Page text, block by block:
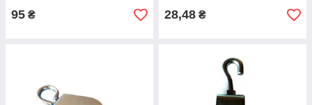
95 ₴ 28,48 ₴